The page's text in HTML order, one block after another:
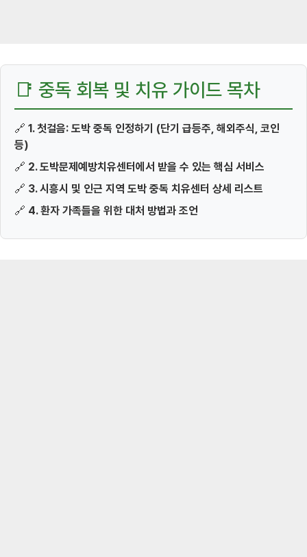
📑 중독 회복 및 치유 가이드 목차
🔗 1. 첫걸음: 도박 중독 인정하기 (단기 급등주, 해외주식, 코인
등)
🔗 2. 도박문제예방치유센터에서 받을 수 있는 핵심 서비스
🔗 3. 시흥시 및 인근 지역 도박 중독 치유센터 상세 리스트
🔗 4. 환자 가족들을 위한 대처 방법과 조언